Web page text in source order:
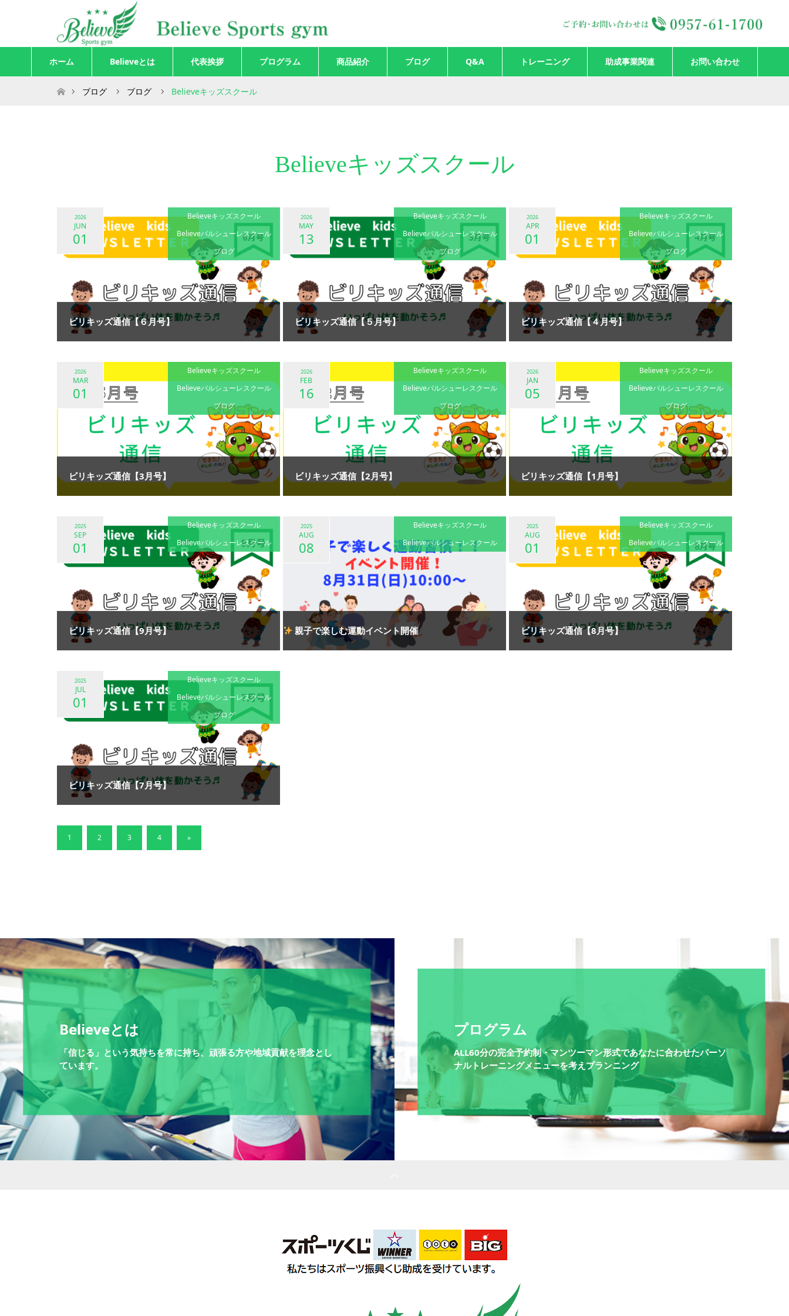
ホーム Believeとは 代表挨拶 プログラム 商品紹介 ブログ Q&A トレーニング 助成事業関連 お問い合わせ
ホームブログ ブログ Believeキッズスクール
Believeキッズスクール
ビリキッズ通信【６月号】
2026
JUN
01
Believeキッズスクール
Believeバルシューレスクール
ブログ
ビリキッズ通信【５月号】
2026
MAY
13
Believeキッズスクール
Believeバルシューレスクール
ブログ
ビリキッズ通信【４月号】
2026
APR
01
Believeキッズスクール
Believeバルシューレスクール
ブログ
ビリキッズ通信【3月号】
2026
MAR
01
Believeキッズスクール
Believeバルシューレスクール
ブログ
ビリキッズ通信【2月号】
2026
FEB
16
Believeキッズスクール
Believeバルシューレスクール
ブログ
ビリキッズ通信【1月号】
2026
JAN
05
Believeキッズスクール
Believeバルシューレスクール
ブログ
ビリキッズ通信【9月号】
2025
SEP
01
Believeキッズスクール
Believeバルシューレスクール
親子で楽しむ運動イベント開催
2025
AUG
08
Believeキッズスクール
Believeバルシューレスクール
ビリキッズ通信【8月号】
2025
AUG
01
Believeキッズスクール
Believeバルシューレスクール
ビリキッズ通信【7月号】
2025
JUL
01
Believeキッズスクール
Believeバルシューレスクール
ブログ
1 2 3 4 »
Believeとは
「信じる」という気持ちを常に持ち、頑張る方や地域貢献を理念とし
ています。
プログラム
ALL60分の完全予約制・マンツーマン形式であなたに合わせたパーソ
ナルトレーニングメニューを考えプランニング